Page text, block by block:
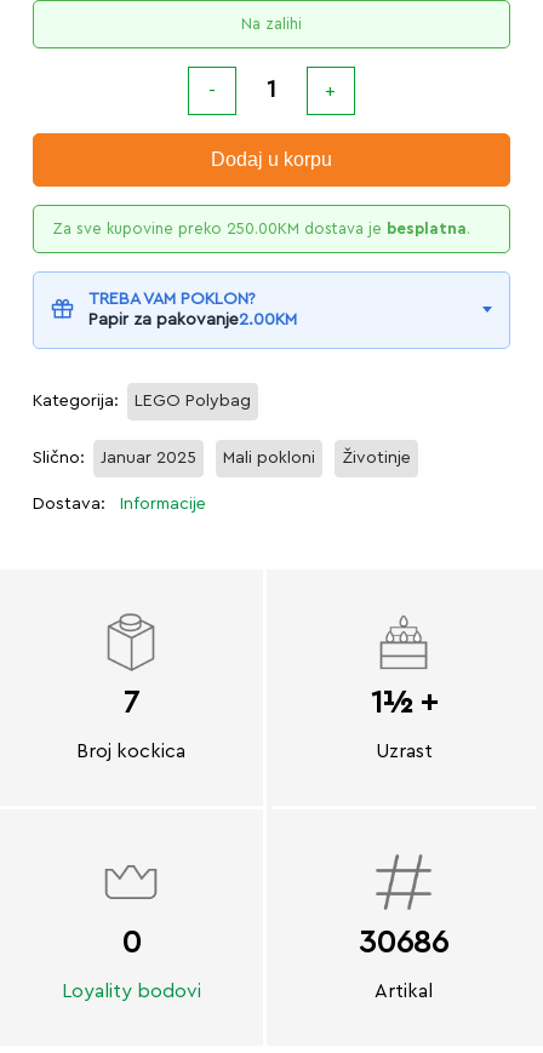
Na zalihi
Dodaj u korpu
Za sve kupovine preko 250.00KM dostava je besplatna.
TREBA VAM POKLON?
Papir za pakovanje2.00KM
Kategorija: LEGO Polybag
Slično: Januar 2025 Mali pokloni Životinje
Dostava: Informacije
7
Broj kockica
1½ +
Uzrast
0
Loyality bodovi
30686
Artikal